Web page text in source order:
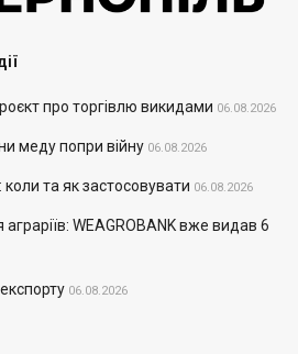
про торгівлю викидами 06.08.2026
меду попри війну 06.08.2026
коли та як застосовувати 06.08.2026
WEAGROBANK вже видав 6
06.08.2026